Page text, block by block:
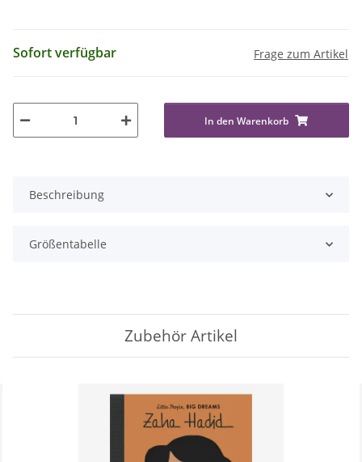
Sofort verfügbar Frage zum Artikel
In den Warenkorb
Beschreibung
Größentabelle
Zubehör Artikel